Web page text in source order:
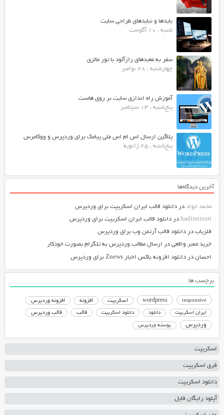
بایدها و نبایدهای طراحی سایت
شنبه ، 10 آگوست
سفر به معبدهای رازآلود با تور مالزی
چهارشنبه ، 28 نوامبر
آموزش راه اندازی سایت بر روی هاست
پنج‌شنبه ، 13 سپتامبر
پلاگین ارسال اس ام اس ملی پیامک برای وردپرس و ووکامرس
پنج‌شنبه ، 25 ژانویه
آخرین دیدگاه‌ها
محمد جواددر دانلود قالب ایران اسکریپت برای وردپرس
hadimirzariدر دانلود قالب ایران اسکریپت برای وردپرس
فلزیابدر دانلود قالب آرتمن وب برای وردپرس
خرید ممبر واقعیدر ارسال مطالب وردپرس به تلگرام بصورت خودکار
احساندر دانلود افزونه باکس اخبار Znews برای وردپرس
برچسب ها
responsive
wordpress اسکریپت افزونه افزونه وردپرس
ایران اسکریپت دانلود دانلود اسکریپت قالب قالب وردپرس
وردپرس پوسته وردپرس
اسکریپت
فری اسکریپت
دانلود اسکریپت
آپلود رایگان فایل